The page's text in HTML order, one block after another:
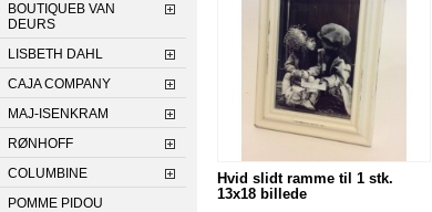
BOUTIQUEB VAN
DEURS
LISBETH DAHL
CAJA COMPANY
MAJ-ISENKRAM
RØNHOFF
COLUMBINE
POMME PIDOU
Hvid slidt ramme til 1 stk.
13x18 billede